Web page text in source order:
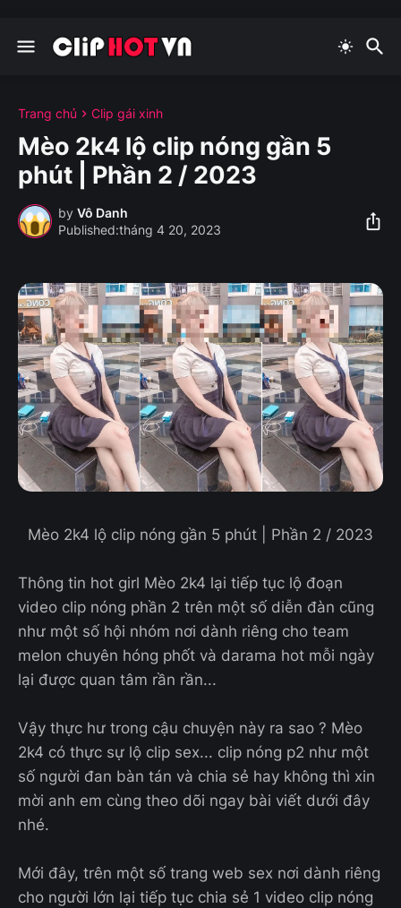
Trang chủ Clip gái xinh
Mèo 2k4 lộ clip nóng gần 5
phút | Phần 2 / 2023
by Vô Danh
tháng 4 20, 2023
Mèo 2k4 lộ clip nóng gần 5 phút | Phần 2 / 2023
Thông tin hot girl Mèo 2k4 lại tiếp tục lộ đoạn
video clip nóng phần 2 trên một số diễn đàn cũng
như một số hội nhóm nơi dành riêng cho team
melon chuyên hóng phốt và darama hot mỗi ngày
lại được quan tâm rần rần...
Vậy thực hư trong cậu chuyện này ra sao ? Mèo
2k4 có thực sự lộ clip sex... clip nóng p2 như một
số người đan bàn tán và chia sẻ hay không thì xin
mời anh em cùng theo dõi ngay bài viết dưới đây
nhé.
Mới đây, trên một số trang web sex nơi dành riêng
cho người lớn lại tiếp tục chia sẻ 1 video clip nóng